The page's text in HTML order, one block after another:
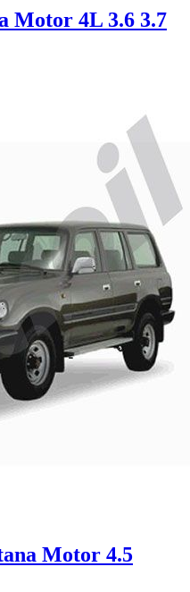
Motor 4L 3.6 3.7
Motor 4.5